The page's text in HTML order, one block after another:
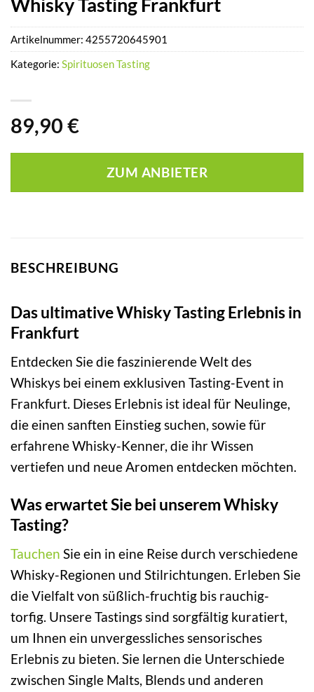
Whisky Tasting Frankfurt
89,90 €
ZUM ANBIETER
Artikelnummer: 4255720645901
Kategorie: Spirituosen Tasting
BESCHREIBUNG
Das ultimative Whisky Tasting Erlebnis in
Frankfurt
Entdecken Sie die faszinierende Welt des
Whiskys bei einem exklusiven Tasting-Event in
Frankfurt. Dieses Erlebnis ist ideal für Neulinge,
die einen sanften Einstieg suchen, sowie für
erfahrene Whisky-Kenner, die ihr Wissen
vertiefen und neue Aromen entdecken möchten.
Was erwartet Sie bei unserem Whisky
Tasting?
Tauchen Sie ein in eine Reise durch verschiedene
Whisky-Regionen und Stilrichtungen. Erleben Sie
die Vielfalt von süßlich-fruchtig bis rauchig-
torfig. Unsere Tastings sind sorgfältig kuratiert,
um Ihnen ein unvergessliches sensorisches
Erlebnis zu bieten. Sie lernen die Unterschiede
zwischen Single Malts, Blends und anderen